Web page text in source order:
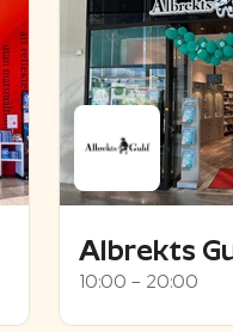
Albrekts
10:00 – 20:00